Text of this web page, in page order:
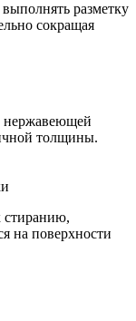
разметку
сокращая
нержавеющей
толщины.
стиранию,
на поверхности